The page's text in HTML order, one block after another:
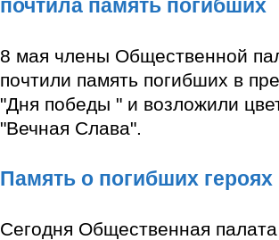
почтила память погибших
8 мая члены Общественной
почтили память погибших в
"Дня победы " и возложили
"Вечная Слава".
Память о погибших героях
Сегодня Общественная